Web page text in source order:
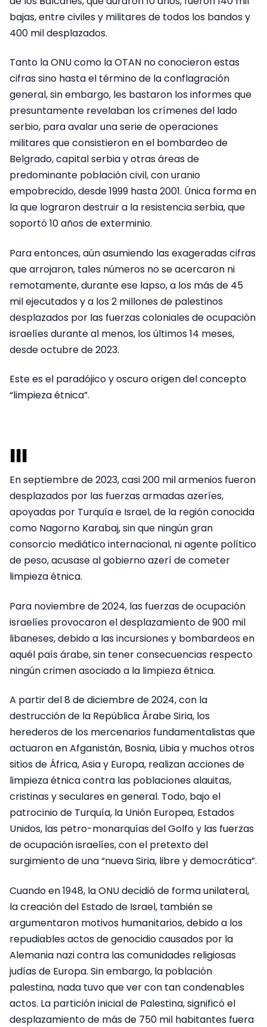
bajas, entre civiles y militares de todos los bandos y
400 mil desplazados.
Tanto la ONU como la OTAN no conocieron estas
cifras sino hasta el término de la conflagración
general, sin embargo, les bastaron los informes que
presuntamente revelaban los crímenes del lado
serbio, para avalar una serie de operaciones
militares que consistieron en el bombardeo de
Belgrado, capital serbia y otras áreas de
predominante población civil, con uranio
empobrecido, desde 1999 hasta 2001. Única forma en
la que lograron destruir a la resistencia serbia, que
soportó 10 años de exterminio.
Para entonces, aún asumiendo las exageradas cifras
que arrojaron, tales números no se acercaron ni
remotamente, durante ese lapso, a los más de 45
mil ejecutados y a los 2 millones de palestinos
desplazados por las fuerzas coloniales de ocupación
israelíes durante al menos, los últimos 14 meses,
desde octubre de 2023.
Este es el paradójico y oscuro origen del concepto
“limpieza étnica”.
III
En septiembre de 2023, casi 200 mil armenios fueron
desplazados por las fuerzas armadas azeríes,
apoyadas por Turquía e Israel, de la región conocida
como Nagorno Karabaj, sin que ningún gran
consorcio mediático internacional, ni agente político
de peso, acusase al gobierno azerí de cometer
limpieza étnica.
Para noviembre de 2024, las fuerzas de ocupación
israelíes provocaron el desplazamiento de 900 mil
libaneses, debido a las incursiones y bombardeos en
aquél país árabe, sin tener consecuencias respecto
ningún crimen asociado a la limpieza étnica.
A partir del 8 de diciembre de 2024, con la
destrucción de la República Árabe Siria, los
herederos de los mercenarios fundamentalistas que
actuaron en Afganistán, Bosnia, Libia y muchos otros
sitios de África, Asia y Europa, realizan acciones de
limpieza étnica contra las poblaciones alauitas,
cristinas y seculares en general. Todo, bajo el
patrocinio de Turquía, la Unión Europea, Estados
Unidos, las petro-monarquías del Golfo y las fuerzas
de ocupación israelíes, con el pretexto del
surgimiento de una “nueva Siria, libre y democrática”.
Cuando en 1948, la ONU decidió de forma unilateral,
la creación del Estado de Israel, también se
argumentaron motivos humanitarios, debido a los
repudiables actos de genocidio causados por la
Alemania nazi contra las comunidades religiosas
judías de Europa. Sin embargo, la población
palestina, nada tuvo que ver con tan condenables
actos. La partición inicial de Palestina, significó el
desplazamiento de más de 750 mil habitantes fuera